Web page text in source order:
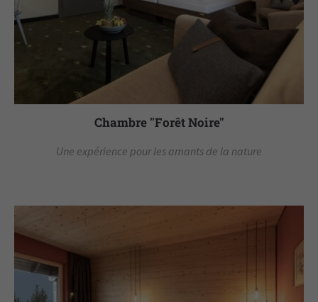
Chambre "Forêt Noire"
Une expérience pour les amants de la nature